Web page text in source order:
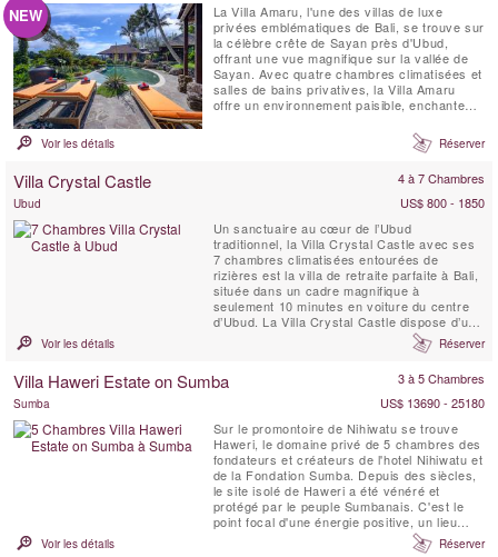
NEW
La Villa Amaru, l'une des villas de luxe
privées emblématiques de Bali, se trouve sur
la célèbre crête de Sayan près d'Ubud,
offrant une vue magnifique sur la vallée de
Sayan. Avec quatre chambres climatisées et
salles de bains privatives, la Villa Amaru
offre un environnement paisible, enchanteur
offre une vue panoramique à couper le
souffle sur la chaîne de volcans de Bali et
Voir les détails Réserver
Villa Crystal Castle 4 à 7 Chambres
Ubud
US$ 800 - 1850
Un sanctuaire au cœur de l’Ubud
traditionnel, la Villa Crystal Castle avec ses
7 chambres climatisées entourées de
rizières est la villa de retraite parfaite à Bali,
située dans un cadre magnifique à
seulement 10 minutes en voiture du centre
d’Ubud. La Villa Crystal Castle dispose d’une
grande piscine de 18 x 5 mètres de taille
comparable à celle d’un complexe hôtelier,
Soins Spa, le tout niché dans un vaste jardin
Voir les détails Réserver
Villa Haweri Estate on Sumba 3 à 5 Chambres
Sumba
US$ 13690 - 25180
Sur le promontoire de Nihiwatu se trouve
Haweri, le domaine privé de 5 chambres des
fondateurs et créateurs de l'hotel Nihiwatu et
de la Fondation Sumba. Depuis des siècles,
le site isolé de Haweri a été vénéré et
protégé par le peuple Sumbanais. C'est le
point focal d'une énergie positive, un lieu
d'une beauté exceptionnelle qui est entouré
par la mer et la jungle tropicale vierge, une
Voir les détails Réserver